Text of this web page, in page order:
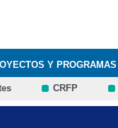
Y PROGRAMAS
CRFP